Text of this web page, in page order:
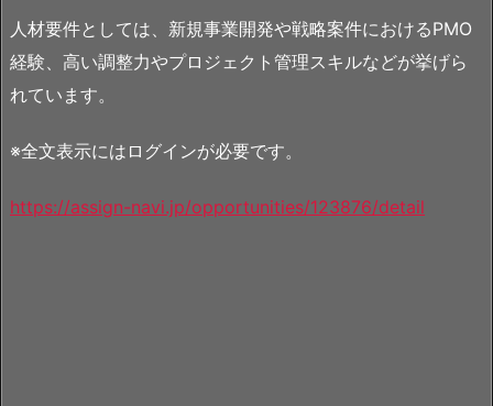
人材要件としては、新規事業開発や戦略案件におけるPMO
経験、高い調整力やプロジェクト管理スキルなどが挙げら
れています。
※全文表示にはログインが必要です。
https://assign-navi.jp/opportunities/123876/detail